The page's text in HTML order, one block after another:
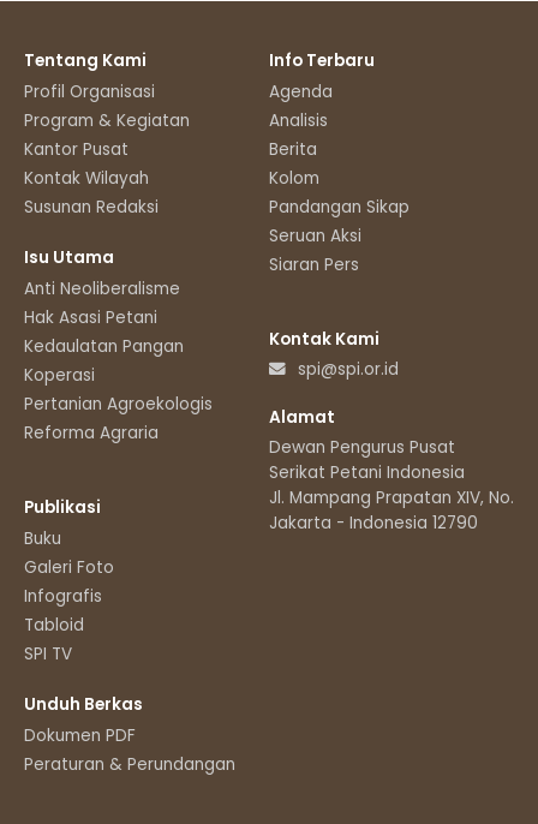
Tentang Kami
Profil Organisasi
Program & Kegiatan
Kantor Pusat
Kontak Wilayah
Susunan Redaksi
Isu Utama
Anti Neoliberalisme
Hak Asasi Petani
Kedaulatan Pangan
Koperasi
Pertanian Agroekologis
Reforma Agraria
Publikasi
Buku
Galeri Foto
Infografis
Tabloid
SPI TV
Unduh Berkas
Dokumen PDF
Peraturan & Perundangan
Info Terbaru
Agenda
Analisis
Berita
Kolom
Pandangan Sikap
Seruan Aksi
Siaran Pers
Kontak Kami
spi@spi.or.id
Alamat
Dewan Pengurus Pusat
Serikat Petani Indonesia
Jl. Mampang Prapatan XIV, No.11
Jakarta - Indonesia 12790